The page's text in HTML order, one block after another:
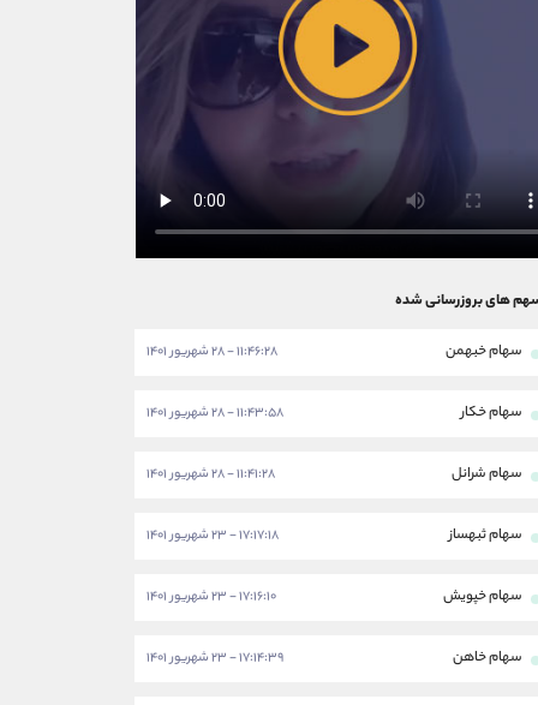
های بروزرسانی شده
سهام خبهمن ۱۱:۴۶:۲۸ - ۲۸ شهریور ۱۴۰۱
سهام خکار ۱۱:۴۳:۵۸ - ۲۸ شهریور ۱۴۰۱
سهام شرانل ۱۱:۴۱:۲۸ - ۲۸ شهریور ۱۴۰۱
سهام ثبهساز ۱۷:۱۷:۱۸ - ۲۳ شهریور ۱۴۰۱
سهام خپویش ۱۷:۱۶:۱۰ - ۲۳ شهریور ۱۴۰۱
سهام خاهن ۱۷:۱۴:۳۹ - ۲۳ شهریور ۱۴۰۱